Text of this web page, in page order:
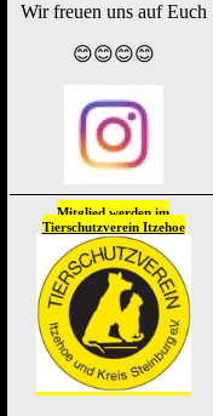
Wir freuen uns auf Euch
😊😊😊😊
Mitglied werden im
Tierschutzverein Itzehoe